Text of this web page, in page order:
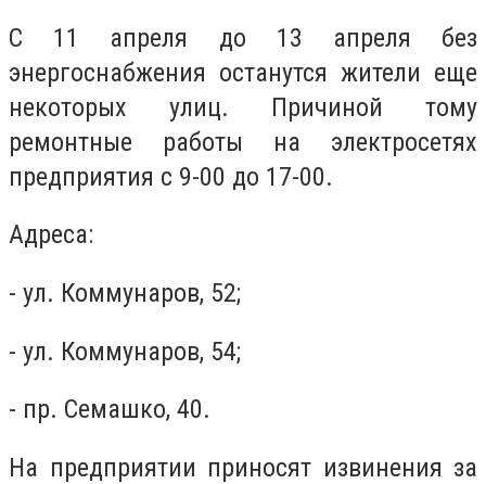
С 11 апреля до 13 апреля без
энергоснабжения останутся жители еще
некоторых улиц. Причиной тому
ремонтные работы на электросетях
предприятия с 9-00 до 17-00.
Адреса:
- ул. Коммунаров, 52;
- ул. Коммунаров, 54;
- пр. Семашко, 40.
На предприятии приносят извинения за